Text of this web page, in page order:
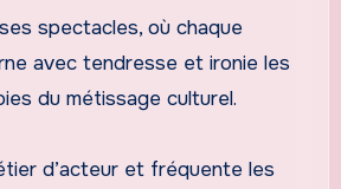
spectacles, où chaque
avec tendresse et ironie les
du métissage culturel.
d’acteur et fréquente les